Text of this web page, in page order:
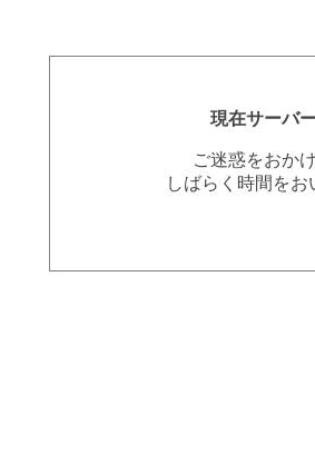
現在サーバ
ご迷惑をおか
しばらく時間を